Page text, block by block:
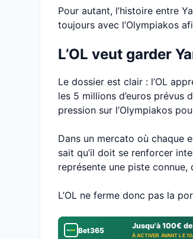
Pour autant, l’histoire entre
toujours avec l’Olympiakos
L’OL veut garder
Le dossier est clair : l’OL
les 5 millions d’euros prévus
pression sur l’Olympiakos
Dans un mercato où chaque
sait qu’il doit se renforcer
représente une piste
L’OL ne ferme donc pas la
Bet365 Jusqu'à 100€
À ACTIVER AVANT LE